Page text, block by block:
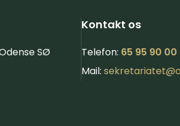
SØ
Kontakt os
Telefon: 65 95 90 00
Mail: sekretariatet@​